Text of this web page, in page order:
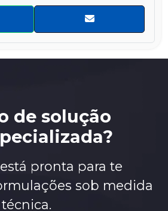
de solução
pronta para te
sob medida